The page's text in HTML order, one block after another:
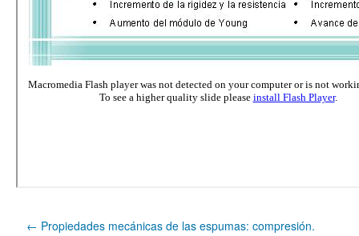
← Propiedades mecánicas de las espumas: compresión.